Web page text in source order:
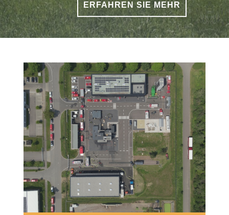
ERFAHREN SIE MEHR